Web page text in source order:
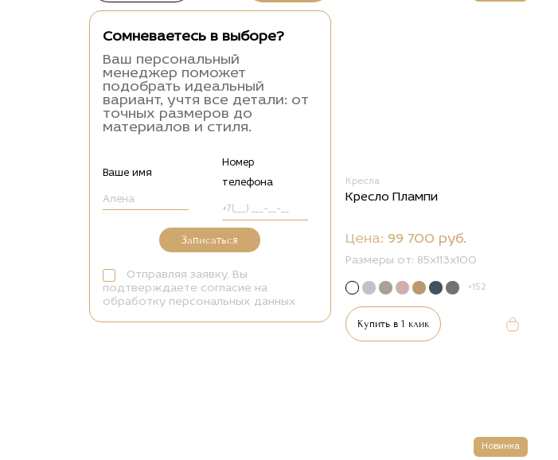
Сомневаетесь в выборе?
Ваш персональный
менеджер поможет
подобрать идеальный
вариант, учтя все детали: от
точных размеров до
материалов и стиля.
Ваше имя
Номер
телефона
Записаться
Отправляя заявку, Вы
подтверждаете согласие на
обработку персональных данных
Кресла
Кресло Плампи
Цена: 99 700 руб.
Размеры от: 85x113x100
+152
Купить в 1 клик
Новинка